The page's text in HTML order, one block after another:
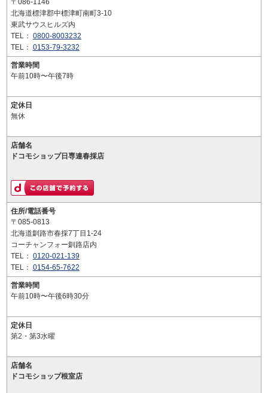
〒086-1146
北海道標津郡中標津町南町3-10
東武サウスヒルズ内
TEL： 0800-8003232
TEL： 0153-79-3232
営業時間
午前10時〜午後7時
定休日
無休
店舗名
ドコモショップ日専連春採店
住所/電話番号
〒085-0813
北海道釧路市春採7丁目1-24
コーチャンフォー釧路店内
TEL： 0120-021-139
TEL： 0154-65-7622
営業時間
午前10時〜午後6時30分
定休日
第2・第3水曜
店舗名
ドコモショップ根室店